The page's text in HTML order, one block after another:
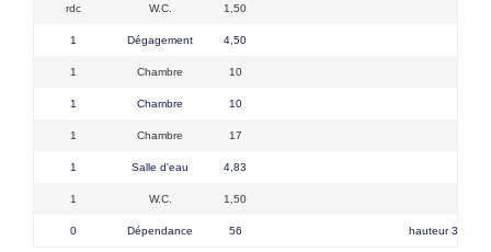
rdc W.C. 1,50
1 Dégagement 4,50
1 Chambre 10
1 Chambre 10
1 Chambre 17
1 Salle d'eau 4,83
1 W.C. 1,50
0 Dépendance 56 hauteur 3,50 m